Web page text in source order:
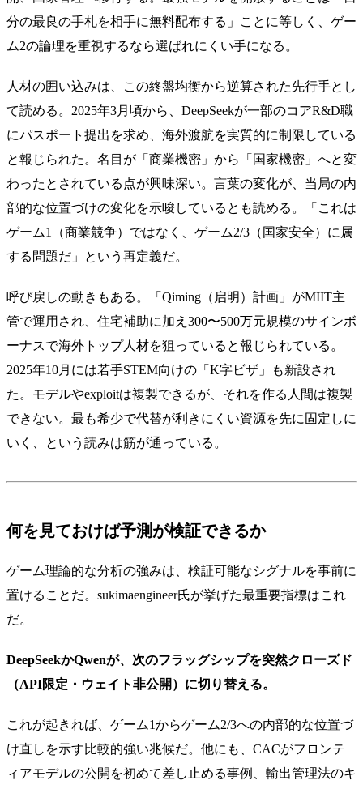
分の最良の手札を相手に無料配布する」ことに等しく、ゲー
ム2の論理を重視するなら選ばれにくい手になる。
人材の囲い込みは、この終盤均衡から逆算された先行手とし
て読める。2025年3月頃から、DeepSeekが一部のコアR&D職
にパスポート提出を求め、海外渡航を実質的に制限している
と報じられた。名目が「商業機密」から「国家機密」へと変
わったとされている点が興味深い。言葉の変化が、当局の内
部的な位置づけの変化を示唆しているとも読める。「これは
ゲーム1（商業競争）ではなく、ゲーム2/3（国家安全）に属
する問題だ」という再定義だ。
呼び戻しの動きもある。「Qiming（启明）計画」がMIIT主
管で運用され、住宅補助に加え300〜500万元規模のサインボ
ーナスで海外トップ人材を狙っていると報じられている。
2025年10月には若手STEM向けの「K字ビザ」も新設され
た。モデルやexploitは複製できるが、それを作る人間は複製
できない。最も希少で代替が利きにくい資源を先に固定しに
いく、という読みは筋が通っている。
何を見ておけば予測が検証できるか
ゲーム理論的な分析の強みは、検証可能なシグナルを事前に
置けることだ。sukimaengineer氏が挙げた最重要指標はこれ
だ。
DeepSeekかQwenが、次のフラッグシップを突然クローズド
（API限定・ウェイト非公開）に切り替える。
これが起きれば、ゲーム1からゲーム2/3への内部的な位置づ
け直しを示す比較的強い兆候だ。他にも、CACがフロンテ
ィアモデルの公開を初めて差し止める事例、輸出管理法のキ